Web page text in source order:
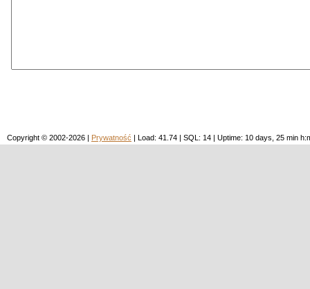
Copyright © 2002-2026 | Prywatność | Load: 41.74 | SQL: 14 | Uptime: 10 days, 25 min